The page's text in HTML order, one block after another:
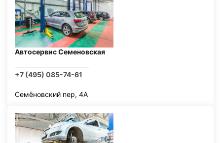
Автосервис Семеновская
+7 (495) 085-74-61
Семёновский пер, 4А